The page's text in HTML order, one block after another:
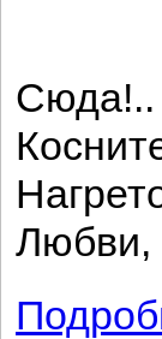
Где
Сюда!..
Любви,